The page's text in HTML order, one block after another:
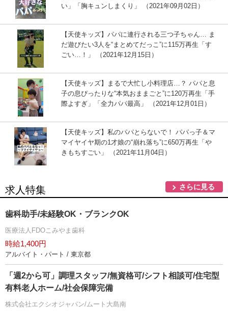
い」「胸キュンしまくり」 （2021年09月02日）
【天使キッズ】パパに連行される三つ子ちゃん… ま
だ遊びたい3人を“まとめてだっこ”に115万再生「す
ごい…！」 （2021年12月15日）
【天使キッズ】まるで大忙し小料理店…？ パパと息
子の息ぴったりな“本気おままごと”に120万再生「手
際よすぎ」「全力パパ最高」 （2021年12月01日）
【天使キッズ】私のパパとらないで！ パパっ子＆マ
マイヤイヤ期の1才娘の“崩れ落ち”に650万再生「
きもちすごい」 （2021年11月04日）
求人特集 さらに見る
歯科助手/未経験OK・ブランクOK
医療法人FDOこみやま歯科
時給1,400円
アルバイト・パート / 東京都
「週2から可」調理スタッフ/無資格可/シフト相談可/住宅型
有料老人ホーム/社会保障完備
株式会社エクシオジャパン/ムート大島南